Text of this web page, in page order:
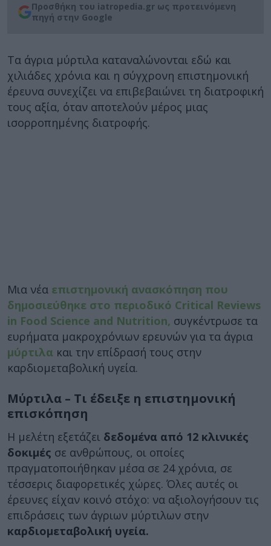
Προσθήκη του iatropedia.gr ως προτεινόμενη
πηγή στην Google
Tα άγρια μύρτιλα καταναλώνονται εδώ και
χιλιάδες χρόνια και η σύγχρονη επιστημονική
έρευνα συνεχίζει να επιβεβαιώνει τη διατροφική
τους αξία, όταν αποτελούν μέρος μιας
ισορροπημένης διατροφής.
Μια νέα επιστημονική ανασκόπηση που
δημοσιεύθηκε στο περιοδικό Critical Reviews
in Food Science and Nutrition, συγκέντρωσε τα
ευρήματα μακροχρόνιων ερευνών για τα άγρια
μύρτιλα και την επίδρασή τους στην
καρδιομεταβολική υγεία.
Μύρτιλα – Τι έδειξε η επιστημονική
επισκόπηση
Η μελέτη εξετάζει δεδομένα από 12 κλινικές
δοκιμές σε ανθρώπους, οι οποίες
πραγματοποιήθηκαν μέσα σε 24 χρόνια, σε
τέσσερις διαφορετικές χώρες. Όλες αυτές οι
έρευνες είχαν κοινό στόχο: να αξιολογήσουν τις
επιδράσεις των άγριων μύρτιλων στην
καρδιομεταβολική υγεία.